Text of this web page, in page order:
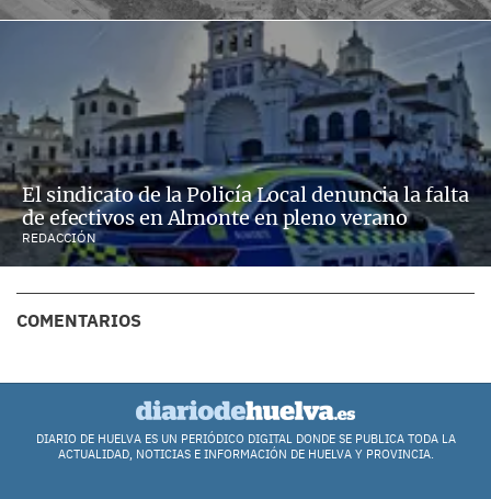
El sindicato de la Policía Local denuncia la falta
de efectivos en Almonte en pleno verano
REDACCIÓN
COMENTARIOS
DIARIO DE HUELVA ES UN PERIÓDICO DIGITAL DONDE SE PUBLICA TODA LA
ACTUALIDAD, NOTICIAS E INFORMACIÓN DE HUELVA Y PROVINCIA.